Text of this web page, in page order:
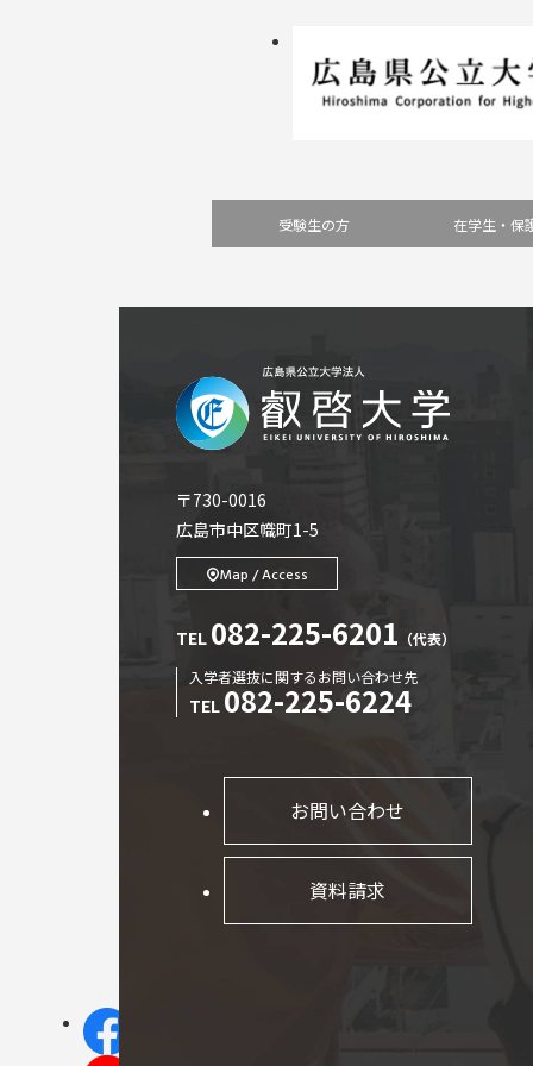
受験生の方 在学生・保
〒730-0016
広島市中区幟町1-5
Map / Access
TEL 082-225-6201 （代表）
入学者選抜に関するお問い合わせ先
TEL 082-225-6224
お問い合わせ
資料請求